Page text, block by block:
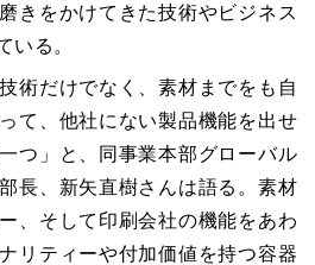
きをかけてきた技術やビジネス
いる。
術だけでなく、素材までをも自
て、他社にない製品機能を出せ
つ」と、同事業本部グローバル
長、新矢直樹さんは語る。素材
、そして印刷会社の機能をあわ
リティーや付加価値を持つ容器